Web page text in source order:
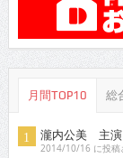
月間TOP10 総
瀧内公美 主演
2014/10/16 に投稿